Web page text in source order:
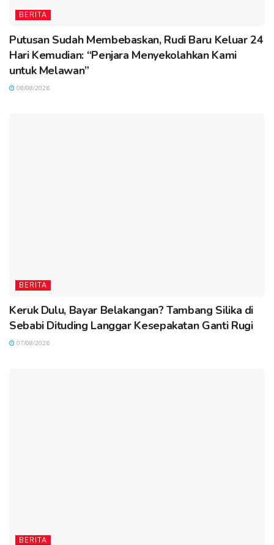
BERITA
Putusan Sudah Membebaskan, Rudi Baru Keluar 24
Hari Kemudian: “Penjara Menyekolahkan Kami
untuk Melawan”
08/08/2026
BERITA
Keruk Dulu, Bayar Belakangan? Tambang Silika di
Sebabi Dituding Langgar Kesepakatan Ganti Rugi
07/08/2026
BERITA